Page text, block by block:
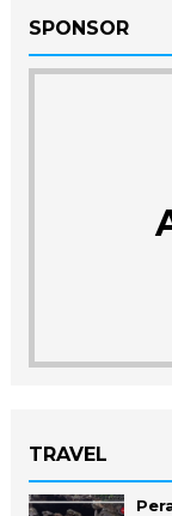
SPONSOR
TRAVEL